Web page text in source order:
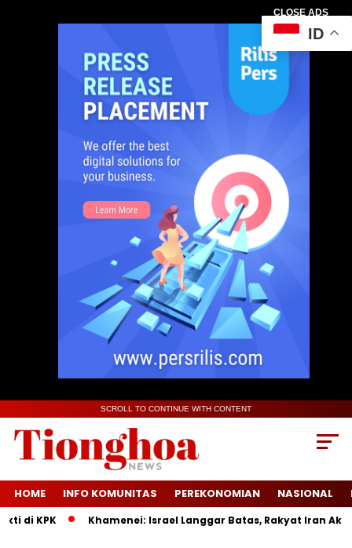
CLOSE ADS
SCROLL TO CONTINUE WITH CONTENT
HOME INFO KOMUNITAS PEREKONOMIAN NASIONAL
KPK Khamenei: Israel Langgar Batas, Rakyat Iran Akan
ID